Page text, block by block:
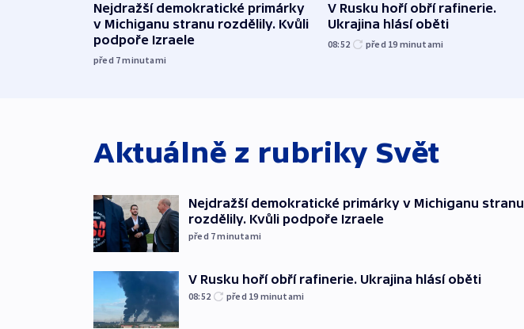
Nejdražší demokratické primárky
v Michiganu stranu rozdělily. Kvůli
podpoře Izraele
před 7minutami
V Rusku hoří obří rafinerie.
Ukrajina hlásí oběti
08:52 před 19 minutami
Aktuálně z rubriky Svět
Nejdražší demokratické primárky v Michiganu stranu
rozdělily. Kvůli podpoře Izraele
před 7minutami
V Rusku hoří obří rafinerie. Ukrajina hlásí oběti
08:52 před 19 minutami